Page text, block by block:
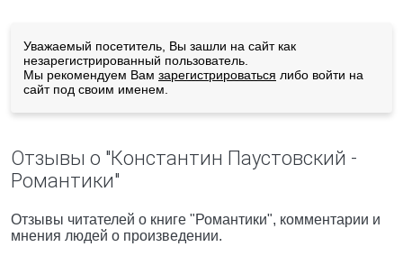
Уважаемый посетитель, Вы зашли на сайт как
незарегистрированный пользователь.
Мы рекомендуем Вам зарегистрироваться либо войти на
сайт под своим именем.
Отзывы о "Константин Паустовский -
Романтики"
Отзывы читателей о книге "Романтики", комментарии и
мнения людей о произведении.